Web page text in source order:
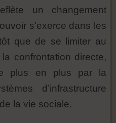
un changement
s’exerce dans les
que de se limiter au
confrontation directe,
plus en plus par la
d’infrastructure
la vie sociale.